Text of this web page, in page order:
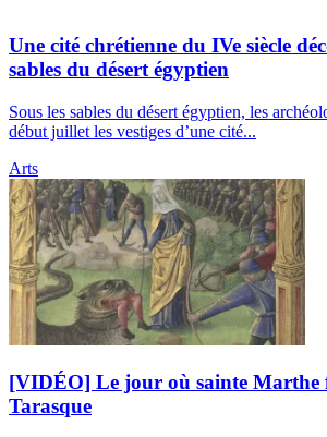
Une cité chrétienne du IVe siècle
sables du désert égyptien
Sous les sables du désert égyptien, les
début juillet les vestiges d’une cité...
Arts
[VIDÉO] Le jour où sainte Marthe
Tarasque